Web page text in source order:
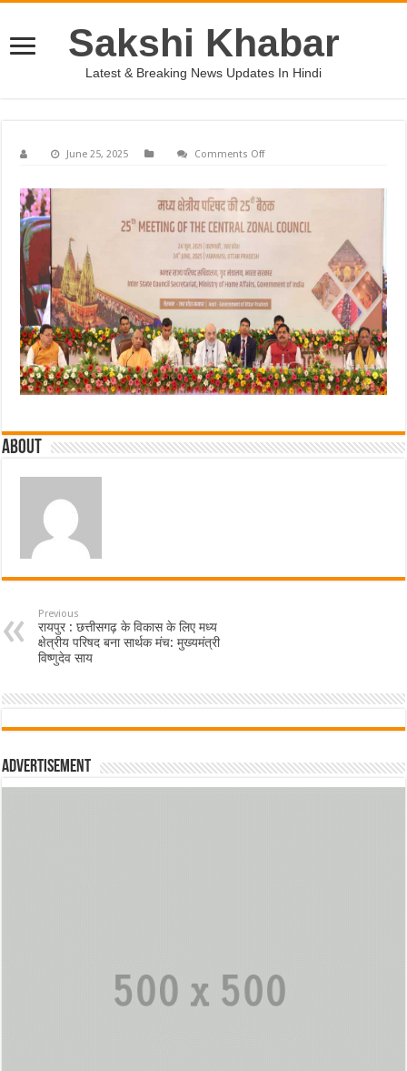
Sakshi Khabar
Latest & Breaking News Updates In Hindi
June 25, 2025 Comments Offon
About
Previous
रायपुर : छत्तीसगढ़ के विकास के लिए मध्य
क्षेत्रीय परिषद बना सार्थक मंच: मुख्यमंत्री
विष्णुदेव साय
Advertisement